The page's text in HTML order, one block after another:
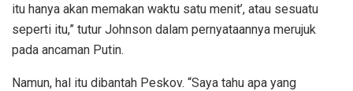
itu hanya akan memakan waktu satu menit’, atau sesuatu
seperti itu,” tutur Johnson dalam pernyataannya merujuk
pada ancaman Putin.
Namun, hal itu dibantah Peskov. “Saya tahu apa yang